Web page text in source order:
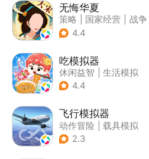
无悔华夏
策略 国家经营
战争
| 中国风
4.4
吃模拟器
休闲益智
生活模拟
| 美食
4.4
飞行模拟器
动作冒险
载具模拟
| 飞机
2.3